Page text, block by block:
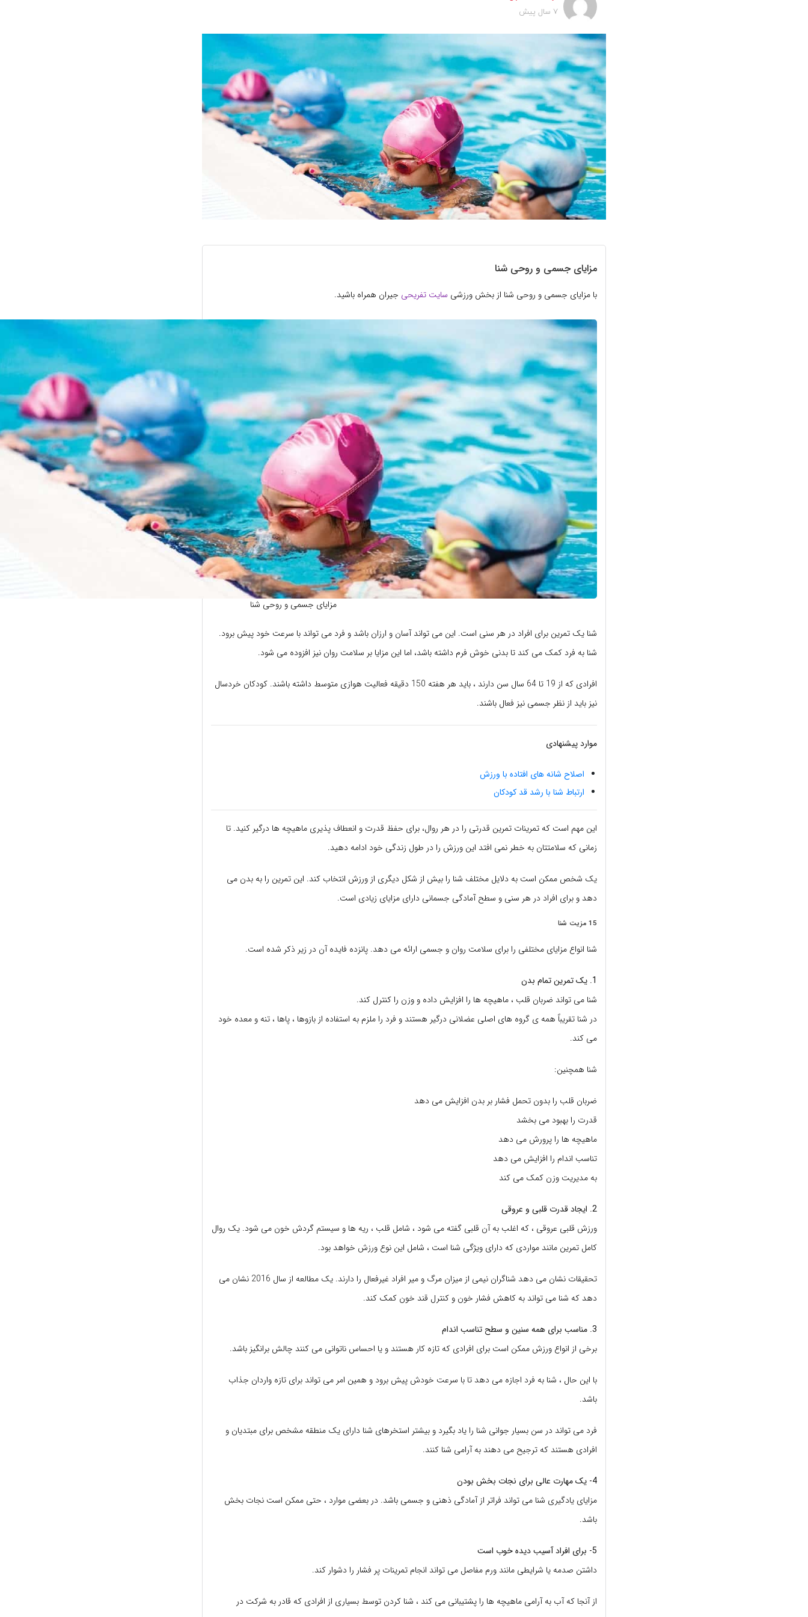
7 سال پیش
مزایای جسمی و روحی شنا
با مزایای جسمی و روحی شنا از بخش ورزشی سایت تفریحی جیران همراه باشید.
مزایای جسمی و روحی شنا
شنا یک تمرین برای افراد در هر سنی است. این می تواند آسان و ارزان باشد و فرد می تواند با سرعت خود پیش برود.
شنا به فرد کمک می کند تا بدنی خوش فرم داشته باشد، اما این مزایا بر سلامت روان نیز افزوده می شود.
افرادی که از 19 تا 64 سال سن دارند ، باید هر هفته 150 دقیقه فعالیت هوازی متوسط ​​داشته باشند. کودکان خردسال
نیز باید از نظر جسمی نیز فعال باشند.
موارد پیشنهادی
اصلاح شانه های افتاده با ورزش
ارتباط شنا با رشد قد کودکان
این مهم است که تمرینات تمرین قدرتی را در هر روال، برای حفظ قدرت و انعطاف پذیری ماهیچه ها درگیر کنید. تا
زمانی که سلامتتان به خطر نمی افتد این ورزش را در طول زندگی خود ادامه دهید.
یک شخص ممکن است به دلایل مختلف شنا را بیش از شکل دیگری از ورزش انتخاب کند. این تمرین را به بدن می
دهد و برای افراد در هر سنی و سطح آمادگی جسمانی دارای مزایای زیادی است.
15 مزیت شنا
شنا انواع مزایای مختلفی را برای سلامت روان و جسمی ارائه می دهد. پانزده فایده آن در زیر ذکر شده است.
1. یک تمرین تمام بدن
شنا می تواند ضربان قلب ، ماهیچه ها را افزایش داده و وزن را کنترل کند.
در شنا تقریباً همه ی گروه های اصلی عضلانی درگیر هستند و فرد را ملزم به استفاده از بازوها ، پاها ، تنه و معده خود
می کند.
شنا همچنین:
ضربان قلب را بدون تحمل فشار بر بدن افزایش می دهد
قدرت را بهبود می بخشد
ماهیچه ها را پرورش می دهد
تناسب اندام را افزایش می دهد
به مدیریت وزن کمک می کند
2. ایجاد قدرت قلبی و عروقی
ورزش قلبی عروقی ، که اغلب به آن قلبی گفته می شود ، شامل قلب ، ریه ها و سیستم گردش خون می شود. یک روال
کامل تمرین مانند مواردی که دارای ویژگی شنا است ، شامل این نوع ورزش خواهد بود.
تحقیقات نشان می دهد شناگران نیمی از میزان مرگ و میر افراد غیرفعال را دارند. یک مطالعه از سال 2016 نشان می
دهد که شنا می تواند به کاهش فشار خون و کنترل قند خون کمک کند.
3. مناسب برای همه سنین و سطح تناسب اندام
برخی از انواع ورزش ممکن است برای افرادی که تازه کار هستند و یا احساس ناتوانی می کنند چالش برانگیز باشد.
با این حال ، شنا به فرد اجازه می دهد تا با سرعت خودش پیش برود و همین امر می تواند برای تازه واردان جذاب
باشد.
فرد می تواند در سن بسیار جوانی شنا را یاد بگیرد و بیشتر استخرهای شنا دارای یک منطقه مشخص برای مبتدیان و
افرادی هستند که ترجیح می دهند به آرامی شنا کنند.
4- یک مهارت عالی برای نجات بخش بودن
مزایای یادگیری شنا می تواند فراتر از آمادگی ذهنی و جسمی باشد. در بعضی موارد ، حتی ممکن است نجات بخش
باشد.
5- برای افراد آسیب دیده خوب است
داشتن صدمه یا شرایطی مانند ورم مفاصل می تواند انجام تمرینات پر فشار را دشوار کند.
از آنجا که آب به آرامی ماهیچه ها را پشتیبانی می کند ، شنا کردن توسط بسیاری از افرادی که قادر به شرکت در